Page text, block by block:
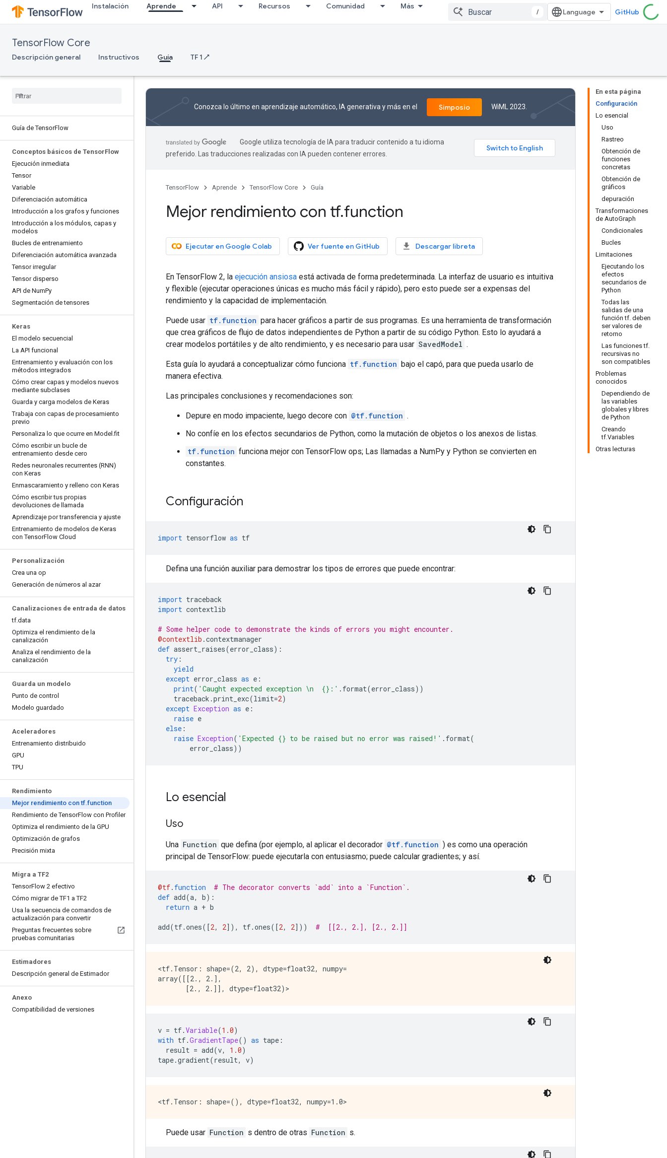
Instalación Aprende API Recursos Comunidad Más
/ GitHub
TensorFlow Core
Descripción general Instructivos Guía TF 1 ↗
Guía de TensorFlow
Conceptos básicos de TensorFlow
Ejecución inmediata
Tensor
Variable
Diferenciación automática
Introducción a los grafos y funciones
Introducción a los módulos, capas y
modelos
Bucles de entrenamiento
Diferenciación automática avanzada
Tensor irregular
Tensor disperso
API de NumPy
Segmentación de tensores
Keras
El modelo secuencial
La API funcional
Entrenamiento y evaluación con los
métodos integrados
Cómo crear capas y modelos nuevos
mediante subclases
Guarda y carga modelos de Keras
Trabaja con capas de procesamiento
previo
Personaliza lo que ocurre en Model .fit
Cómo escribir un bucle de
entrenamiento desde cero
Redes neuronales recurrentes (RNN)
con Keras
Enmascaramiento y relleno con Keras
Cómo escribir tus propias
devoluciones de llamada
Aprendizaje por transferencia y ajuste
Entrenamiento de modelos de Keras
con TensorFlow Cloud
Personalización
Crea una op
Generación de números al azar
Canalizaciones de entrada de datos
tf.data
Optimiza el rendimiento de la
canalización
Analiza el rendimiento de la
canalización
Guarda un modelo
Punto de control
Modelo guardado
Aceleradores
Entrenamiento distribuido
GPU
TPU
Rendimiento
Mejor rendimiento con tf.function
Rendimiento de TensorFlow con Profiler
Optimiza el rendimiento de la GPU
Optimización de grafos
Precisión mixta
Migra a TF2
TensorFlow 2 efectivo
Cómo migrar de TF1 a TF2
Usa la secuencia de comandos de
actualización para convertir
Preguntas frecuentes sobre
pruebas comunitarias
Estimadores
Descripción general de Estimador
Anexo
Compatibilidad de versiones
En esta página
Configuración
Lo esencial
Uso
Rastreo
Obtención de
funciones
concretas
Obtención de
gráficos
depuración
Transformaciones
de AutoGraph
Condicionales
Bucles
Limitaciones
Ejecutando los
efectos
secundarios de
Python
Todas las
salidas de una
función tf. deben
ser valores de
retorno
Las funciones tf.
recursivas no
son compatibles
Problemas
conocidos
Dependiendo de
las variables
globales y libres
de Python
Creando
tf.Variables
Otras lecturas
Conozca lo último en aprendizaje automático, IA generativa y más en el Simposio WiML 2023.
Google utiliza tecnología de IA para traducir contenido a tu idioma
preferido. Las traducciones realizadas con IA pueden contener errores.
TensorFlow Aprende TensorFlow Core Guía
Mejor rendimiento con tf.function
Ejecutar en Google Colab Ver fuente en GitHub Descargar libreta
En TensorFlow 2, la ejecución ansiosa está activada de forma predeterminada. La interfaz de usuario es intuitiva
y flexible (ejecutar operaciones únicas es mucho más fácil y rápido), pero esto puede ser a expensas del
rendimiento y la capacidad de implementación.
Puede usar tf.function para hacer gráficos a partir de sus programas. Es una herramienta de transformación
que crea gráficos de flujo de datos independientes de Python a partir de su código Python. Esto lo ayudará a
crear modelos portátiles y de alto rendimiento, y es necesario para usar SavedModel .
Esta guía lo ayudará a conceptualizar cómo funciona tf.function bajo el capó, para que pueda usarlo de
manera efectiva.
Las principales conclusiones y recomendaciones son:
Depure en modo impaciente, luego decore con @tf.function .
No confíe en los efectos secundarios de Python, como la mutación de objetos o los anexos de listas.
tf.function funciona mejor con TensorFlow ops; Las llamadas a NumPy y Python se convierten en
constantes.
Configuración
import tensorflow as tf
Defina una función auxiliar para demostrar los tipos de errores que puede encontrar:
import traceback
import contextlib
# Some helper code to demonstrate the kinds of errors you might encounter.
@contextlib .contextmanager
def assert_raises(error_class):
try :
yield
except error_class as e :
print( 'Caught expected exception \n  {}:' . format(error_class))
traceback .print_exc(limit=2)
except Exception as e :
raise e
else :
raise Exception( 'Expected {} to be raised but no error was raised!' . format(
error_class))
Lo esencial
Uso
Una Function que defina (por ejemplo, al aplicar el decorador @tf.function ) es como una operación
principal de TensorFlow: puede ejecutarla con entusiasmo; puede calcular gradientes; y así.
@tf. function
# The decorator converts `add` into a `Function`.
def add(a, b):
return a + b
add(tf.ones([2, 2]), tf.ones([2, 2])) #  [[2., 2.], [2., 2.]]
<tf.Tensor: shape=(2, 2), dtype=float32, numpy=
array([[2., 2.],
v = tf.Variable(1.0)
with tf.GradientTape() as tape :
result = add(v, 1.0)
tape.gradient(result, v)
Puede usar Function s dentro de otras Function s.